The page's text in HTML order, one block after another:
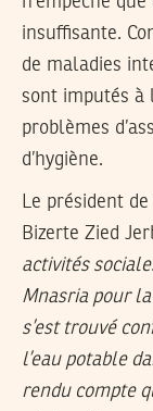
insuffisante.
de maladies
sont imputés à
problèmes
d’hygiène.
Le président
Bizerte Zied
activités
Mnasria pour
s’est trouvé
l’eau potable
rendu compte